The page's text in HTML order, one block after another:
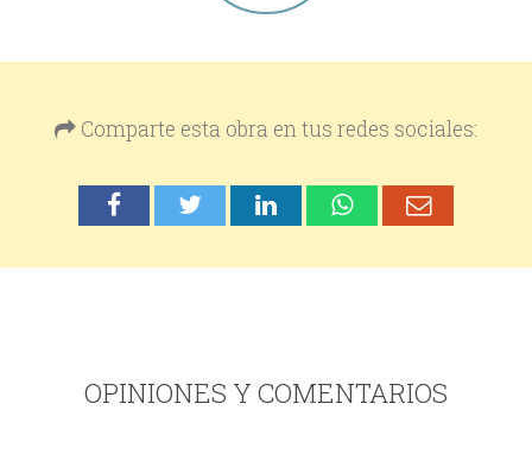
Comparte esta obra en tus redes sociales:
OPINIONES Y COMENTARIOS